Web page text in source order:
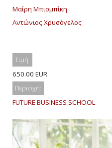
Μαίρη Μπισμπίκη
Αντώνιος Χρυσόγελος
Τιμή:
650.00 EUR
Περιοχή:
FUTURE BUSINESS SCHOOL